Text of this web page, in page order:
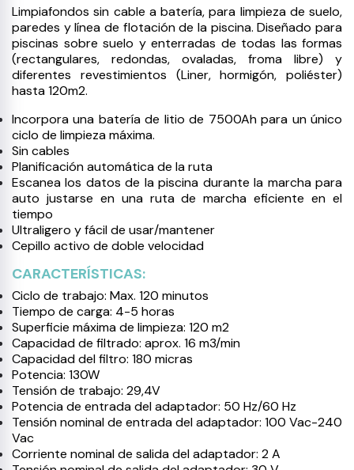
Limpiafondos sin cable a batería, para limpieza de suelo,
paredes y línea de flotación de la piscina. Diseñado para
piscinas sobre suelo y enterradas de todas las formas
(rectangulares, redondas, ovaladas, froma libre) y
diferentes revestimientos (Liner, hormigón, poliéster)
hasta 120m2.
Incorpora una batería de litio de 7500Ah para un único
ciclo de limpieza máxima.
Sin cables
Planificación automática de la ruta
Escanea los datos de la piscina durante la marcha para
auto justarse en una ruta de marcha eficiente en el
tiempo
Ultraligero y fácil de usar/mantener
Cepillo activo de doble velocidad
CARACTERÍSTICAS:
Ciclo de trabajo: Max. 120 minutos
Tiempo de carga: 4-5 horas
Superficie máxima de limpieza: 120 m2
Capacidad de filtrado: aprox. 16 m3/min
Capacidad del filtro: 180 micras
Potencia: 130W
Tensión de trabajo: 29,4V
Potencia de entrada del adaptador: 50 Hz/60 Hz
Tensión nominal de entrada del adaptador: 100 Vac-240
Vac
Corriente nominal de salida del adaptador: 2 A